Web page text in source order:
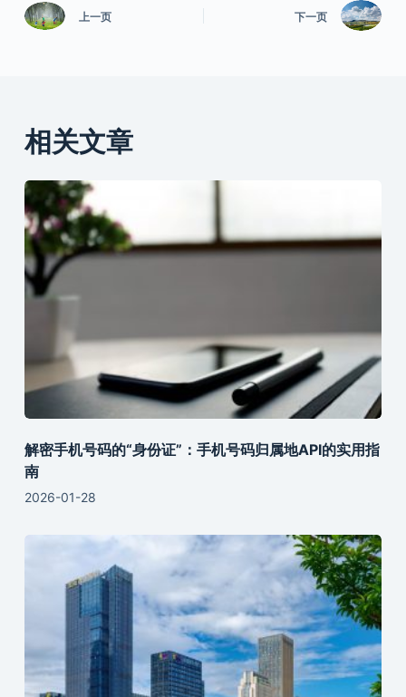
上一页 下一页
相关文章
解密手机号码的“身份证”：手机号码归属地API的实用指
南
2026-01-28